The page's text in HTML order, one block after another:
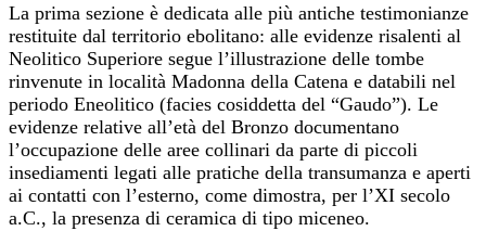
La prima sezione è dedicata alle più antiche testimonianze
restituite dal territorio ebolitano: alle evidenze risalenti al
Neolitico Superiore segue l’illustrazione delle tombe
rinvenute in località Madonna della Catena e databili nel
periodo Eneolitico (facies cosiddetta del “Gaudo”). Le
evidenze relative all’età del Bronzo documentano
l’occupazione delle aree collinari da parte di piccoli
insediamenti legati alle pratiche della transumanza e aperti
ai contatti con l’esterno, come dimostra, per l’XI secolo
a.C., la presenza di ceramica di tipo miceneo.